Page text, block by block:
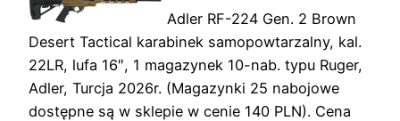
Adler RF-224 Gen. 2 Brown
Desert Tactical karabinek samopowtarzalny, kal.
22LR, lufa 16″, 1 magazynek 10-nab. typu Ruger,
Adler, Turcja 2026r. (Magazynki 25 nabojowe
dostępne są w sklepie w cenie 140 PLN). Cena